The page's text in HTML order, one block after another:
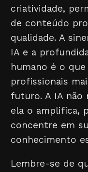
criatividade,
de conteúdo
qualidade. A
IA e a
humano é o
profissionais
futuro. A IA
ela o amplifica,
concentre em
conhecimento
Lembre-se de